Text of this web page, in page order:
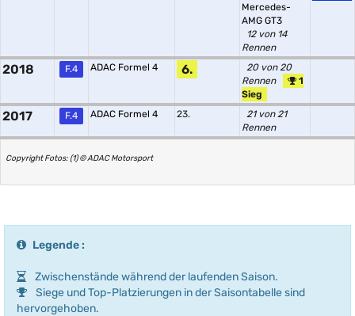
Mercedes-
AMG GT3
12 von 14
Rennen
2018 F.4 ADAC Formel 4 6.
20 von 20
Rennen
1
Sieg
2017 F.4 ADAC Formel 4 23.
21 von 21
Rennen
Copyright Fotos: (1) © ADAC Motorsport
Legende :
Zwischenstände während der laufenden Saison.
Siege und Top-Platzierungen in der Saisontabelle sind
hervorgehoben.